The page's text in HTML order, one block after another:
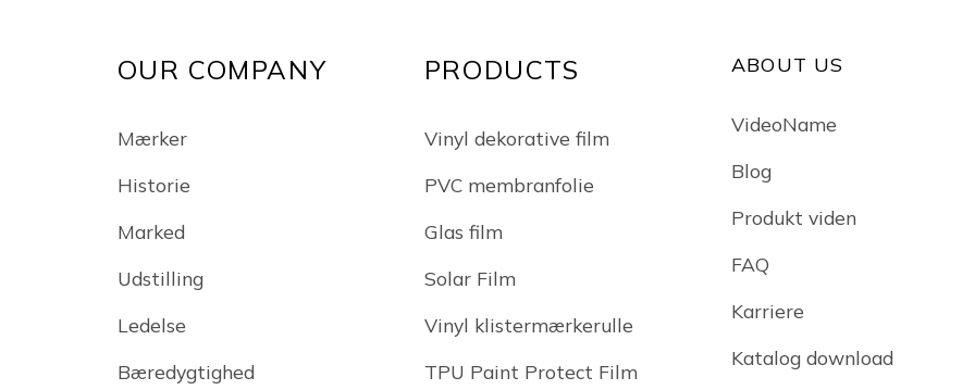
OUR COMPANY
Mærker
Historie
Marked
Udstilling
Ledelse
Bæredygtighed
PRODUCTS
Vinyl dekorative film
PVC membranfolie
Glas film
Solar Film
Vinyl klistermærkerulle
TPU Paint Protect Film
ABOUT US
VideoName
Blog
Produkt viden
FAQ
Karriere
Katalog download